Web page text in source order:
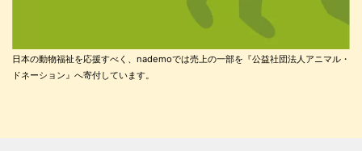
日本の動物福祉を応援すべく、nademoでは売上の一部を『公益社団法人アニマル・
ドネーション』へ寄付しています。